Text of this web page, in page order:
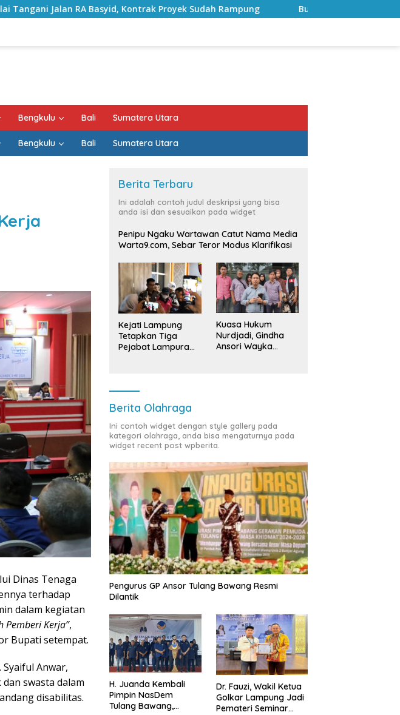
Kontrak Proyek Sudah Rampung Bulan Kemerdekaan, Bupati Lampung Selatan
Bengkulu Bali Sumatera Utara
Bengkulu Bali Sumatera Utara
Dinas Tenaga
terhadap
dalam kegiatan
Pemberi Kerja”,
Bupati setempat.
Anwar,
swasta dalam
disabilitas.
Berita Terbaru
Ini adalah contoh judul deskripsi yang bisa
anda isi dan sesuaikan pada widget
Penipu Ngaku Wartawan Catut Nama Media
Warta9.com, Sebar Teror Modus Klarifikasi
Kejati Lampung
Tetapkan Tiga
Pejabat Lampura
Kuasa Hukum
Nurdjadi, Gindha
Ansori Wayka
Berita Olahraga
Ini contoh widget dengan style gallery pada
kategori olahraga, anda bisa mengaturnya pada
widget recent post wpberita.
Pengurus GP Ansor Tulang Bawang Resmi
Dilantik
H. Juanda Kembali
Pimpin NasDem
Tulang Bawang,
Dr. Fauzi, Wakil Ketua
Golkar Lampung Jadi
Pemateri Seminar